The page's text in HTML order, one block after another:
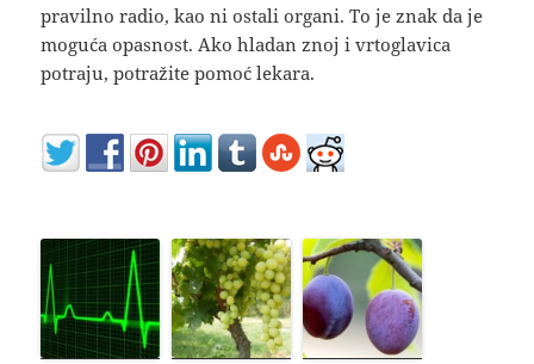
pravilno radio, kao ni ostali organi. To je znak da je
moguća opasnost. Ako hladan znoj i vrtoglavica
potraju, potražite pomoć lekara.